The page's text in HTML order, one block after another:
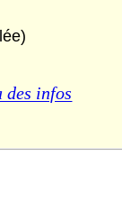
des infos